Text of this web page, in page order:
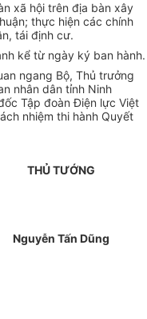
xã hội trên địa bàn xây
thực hiện các chính
tái định cư.
kể từ ngày ký ban hành.
ngang Bộ, Thủ trưởng
nhân dân tỉnh Ninh
Tập đoàn Điện lực Việt
nhiệm thi hành Quyết
THỦ TƯỚNG
Nguyễn Tấn Dũng